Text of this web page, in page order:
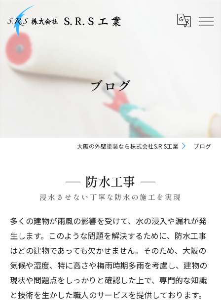
ブログ
大阪の外壁塗装なら株式会社S.R.S工業 ブログ
防水工事
浸水させない丁寧な防水の施工を実現
多くの建物が雨風の影響を受けて、水の浸入や漏れが発
生します。このような問題を解決するために、防水工事
はどの建物であっても欠かせません。そのため、大阪の
気候や湿度、特に高さや梅雨時期多雨を考慮し、建物の
現状や問題点をしっかりと確認した上で、専門的な知識
と技術を生かした職人のサービスを提供しております。